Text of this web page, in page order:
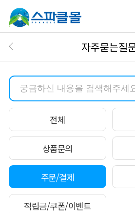
자주묻는질
전체
상품문의
주문/결제
적립금/쿠폰/이벤트